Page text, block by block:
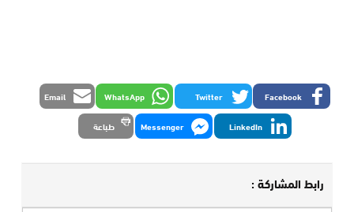
Facebook
Twitter
WhatsApp
Email
LinkedIn
Messenger طباعة
رابط المشاركة :